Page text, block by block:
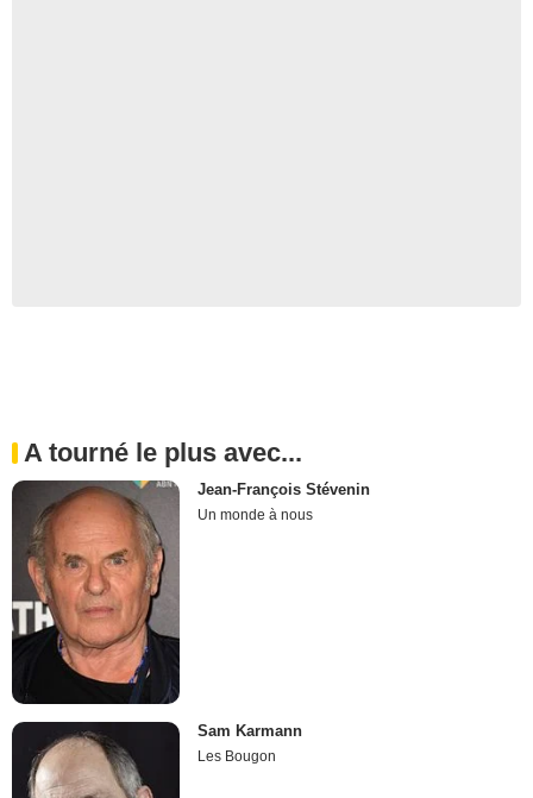
A tourné le plus avec...
Jean-François Stévenin
Un monde à nous
Sam Karmann
Les Bougon